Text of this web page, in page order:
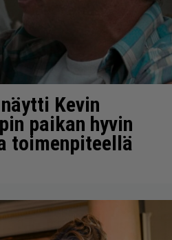
Kevin
paikan hyvin
toimenpiteellä